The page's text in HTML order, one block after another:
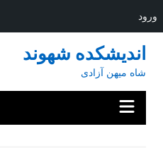
ورود
content
اندیشکده شهوند
شاه میهن آزادی